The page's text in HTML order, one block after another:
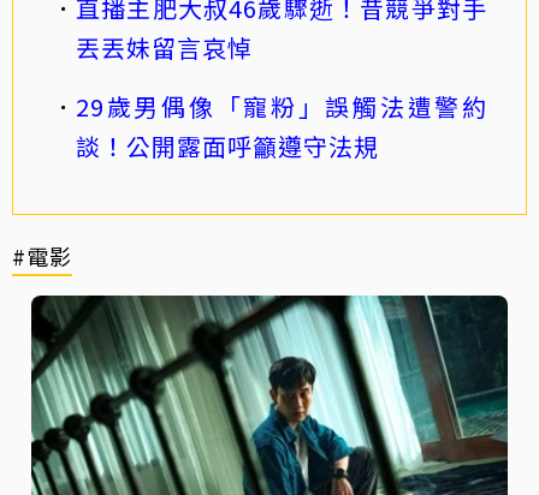
直播主肥大叔46歲驟逝！昔競爭對手
丟丟妹留言哀悼
29歲男偶像「寵粉」誤觸法遭警約
談！公開露面呼籲遵守法規
#電影